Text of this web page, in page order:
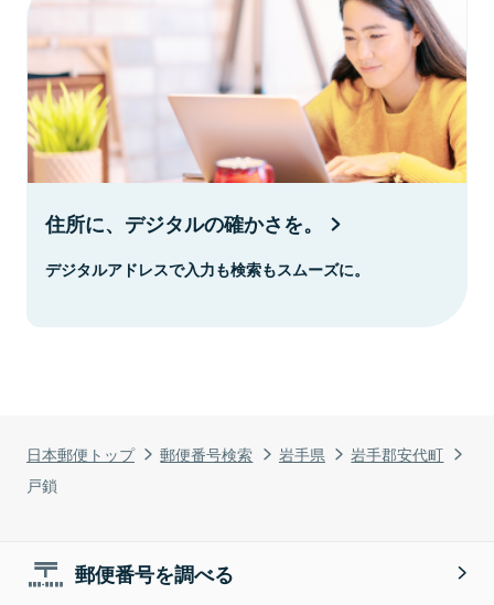
日本郵便トップ 郵便番号検索 岩手県
岩手郡安代町
戸鎖
住所に、デジタルの確かさを。
デジタルアドレスで入力も検索もスムーズに。
郵便番号を調べる